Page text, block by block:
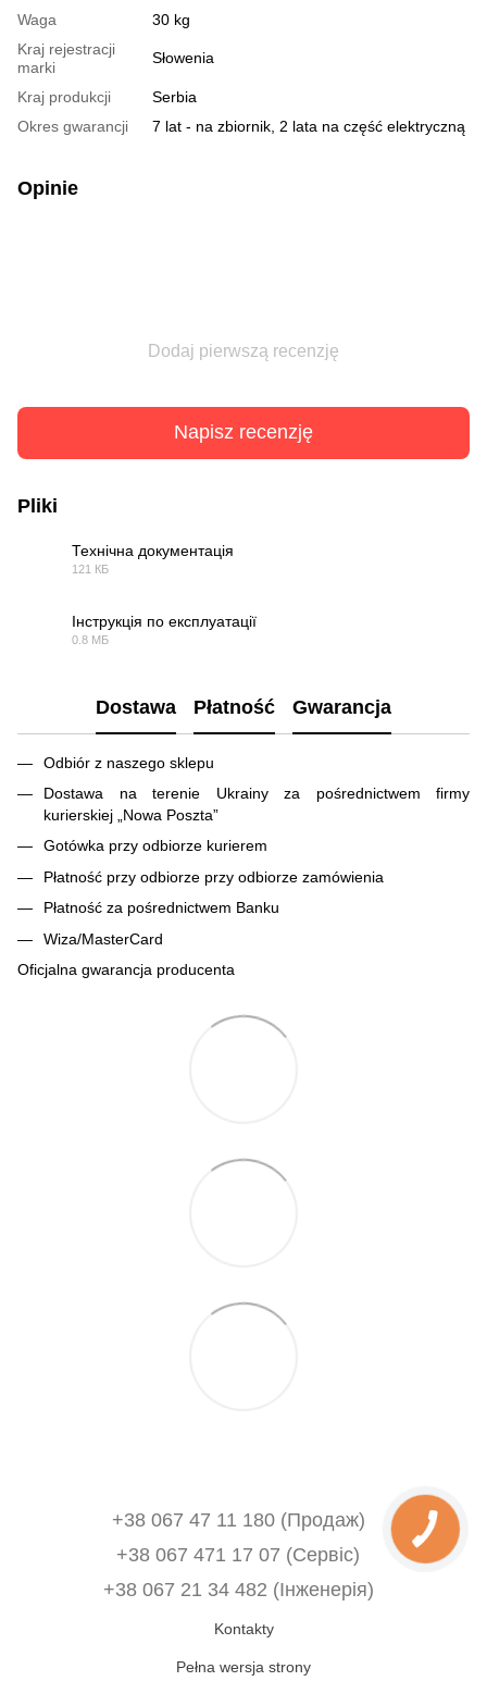
Waga
30 kg
Kraj rejestracji
marki
Słowenia
Kraj produkcji
Serbia
Okres gwarancji
7 lat - na zbiornik, 2 lata na część elektryczną
Opinie
Dodaj pierwszą recenzję
Napisz recenzję
Pliki
Технічна документація
121 КБ
Інструкція по експлуатації
0.8 МБ
Dostawa Płatność Gwarancja
Odbiór z naszego sklepu
Dostawa na terenie Ukrainy za pośrednictwem firmy
kurierskiej „Nowa Poszta”
Gotówka przy odbiorze kurierem
Płatność przy odbiorze przy odbiorze zamówienia
Płatność za pośrednictwem Banku
Wiza/MasterCard
Oficjalna gwarancja producenta
+38 067 47 11 180 (Продаж)
+38 067 471 17 07 (Сервіс)
‎+38 067 21 34 482 (Інженерія)
Kontakty
Pełna wersja strony